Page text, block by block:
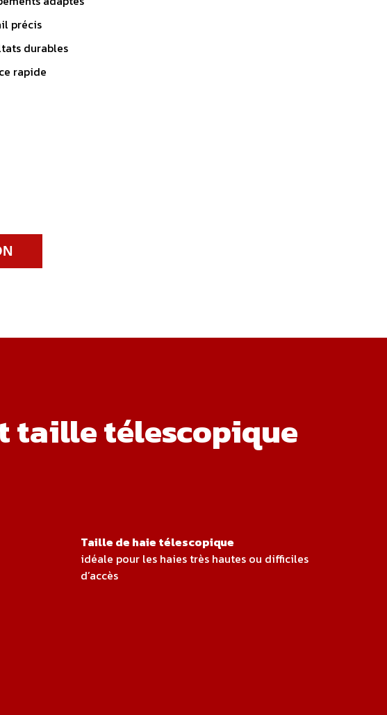
précis
durables
rapide
taille télescopique
Taille de haie télescopique
idéale pour les haies très hautes ou difficiles
d’accès